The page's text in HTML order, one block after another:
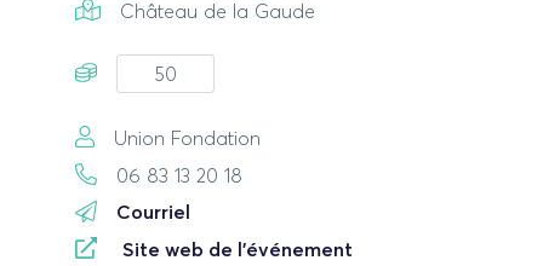
Château de la Gaude
50
Union Fondation
06 83 13 20 18
Courriel
Site web de l'événement